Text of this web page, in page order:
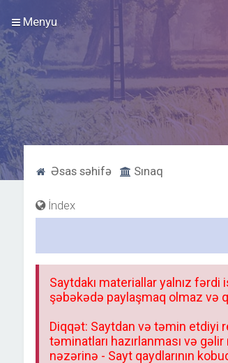
Menyu
Əsas səhifə Sınaq
İndex
Saytdakı materiallar yalnız
şəbəkədə paylaşmaq olmaz və
Diqqət: Saytdan və təmin etdiyi
təminatları hazırlanması və
nəzərinə - Sayt qaydlarının